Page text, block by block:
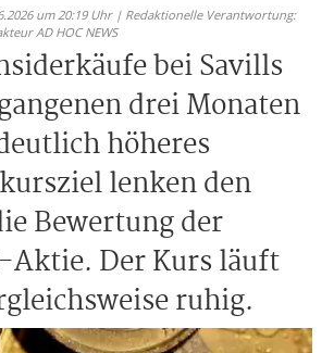
um 20:19 Uhr | Redaktionelle Verantwortung:
AD HOC NEWS
bei Savills
drei Monaten
höheres
lenken den
Bewertung der
Aktie. Der Kurs läuft
ruhig.